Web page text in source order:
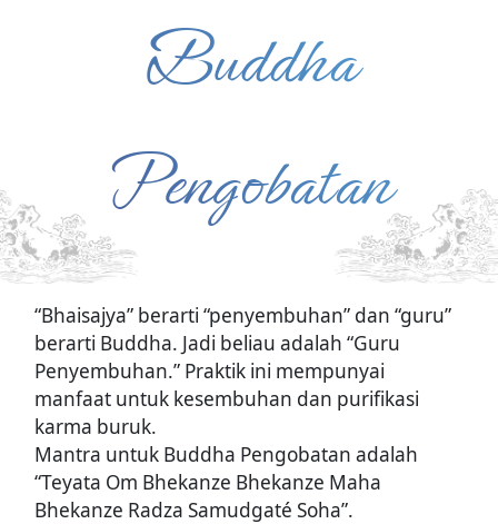
Buddha
Pengobatan
“Bhaisajya” berarti “penyembuhan” dan “guru”
berarti Buddha. Jadi beliau adalah “Guru
Penyembuhan.” Praktik ini mempunyai
manfaat untuk kesembuhan dan purifikasi
karma buruk.
Mantra untuk Buddha Pengobatan adalah
“Teyata Om Bhekanze Bhekanze Maha
Bhekanze Radza Samudgaté Soha”.